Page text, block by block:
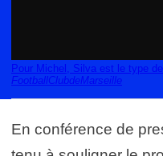
Pour Michel, Silva est le type
FootballClubdeMarseille
En conférence de